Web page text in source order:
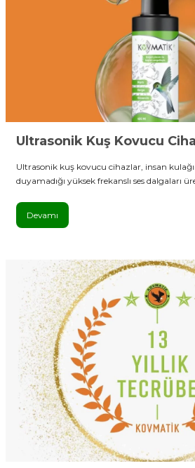
Ultrasonik Kuş Kovucu
Ultrasonik kuş kovucu cihazlar, insan
duyamadığı yüksek frekanslı ses dalgaları
Devamı